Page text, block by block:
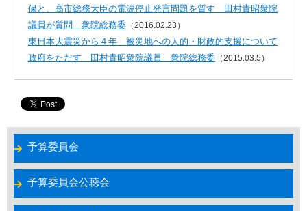
保と、高市総務大臣の電波停止発言問題を質す 田村貴昭衆院
議員が質問 衆院総務委 （2016.02.23）
東日本大震災から４年 被災地への人的・財政的支援について
政府をただす 田村貴昭衆院議員 衆院総務委 （2015.03.5）
予算委員会
予算委員会公聴会